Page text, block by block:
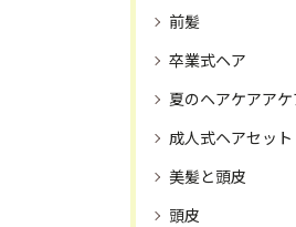
前髪
卒業式ヘア
夏のヘアケアアケ
成人式ヘアセット
美髪と頭皮
頭皮